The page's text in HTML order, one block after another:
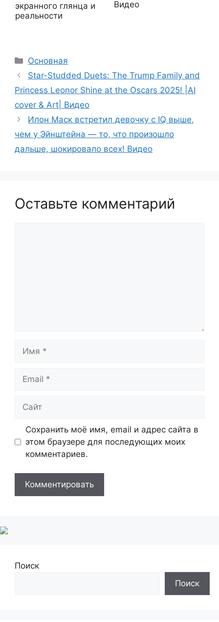
экранного глянца и
реальности
Видео
Рубрики
Основная
Star-Studded Duets: The Trump Family and
Princess Leonor Shine at the Oscars 2025! |AI
cover & Art| Видео
Илон Маск встретил девочку с IQ выше,
чем у Эйнштейна — то, что произошло
дальше, шокировало всех! Видео
Оставьте комментарий
Имя
Email
Сайт
Сохранить моё имя, email и адрес сайта в
этом браузере для последующих моих
комментариев.
Поиск
Поиск